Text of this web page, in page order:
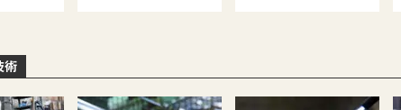
術